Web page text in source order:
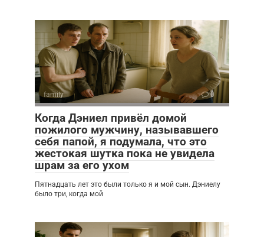
family 0
Когда Дэниел привёл домой
пожилого мужчину, называвшего
себя папой, я подумала, что это
жестокая шутка пока не увидела
шрам за его ухом
Пятнадцать лет это были только я и мой сын. Дэниелу
было три, когда мой